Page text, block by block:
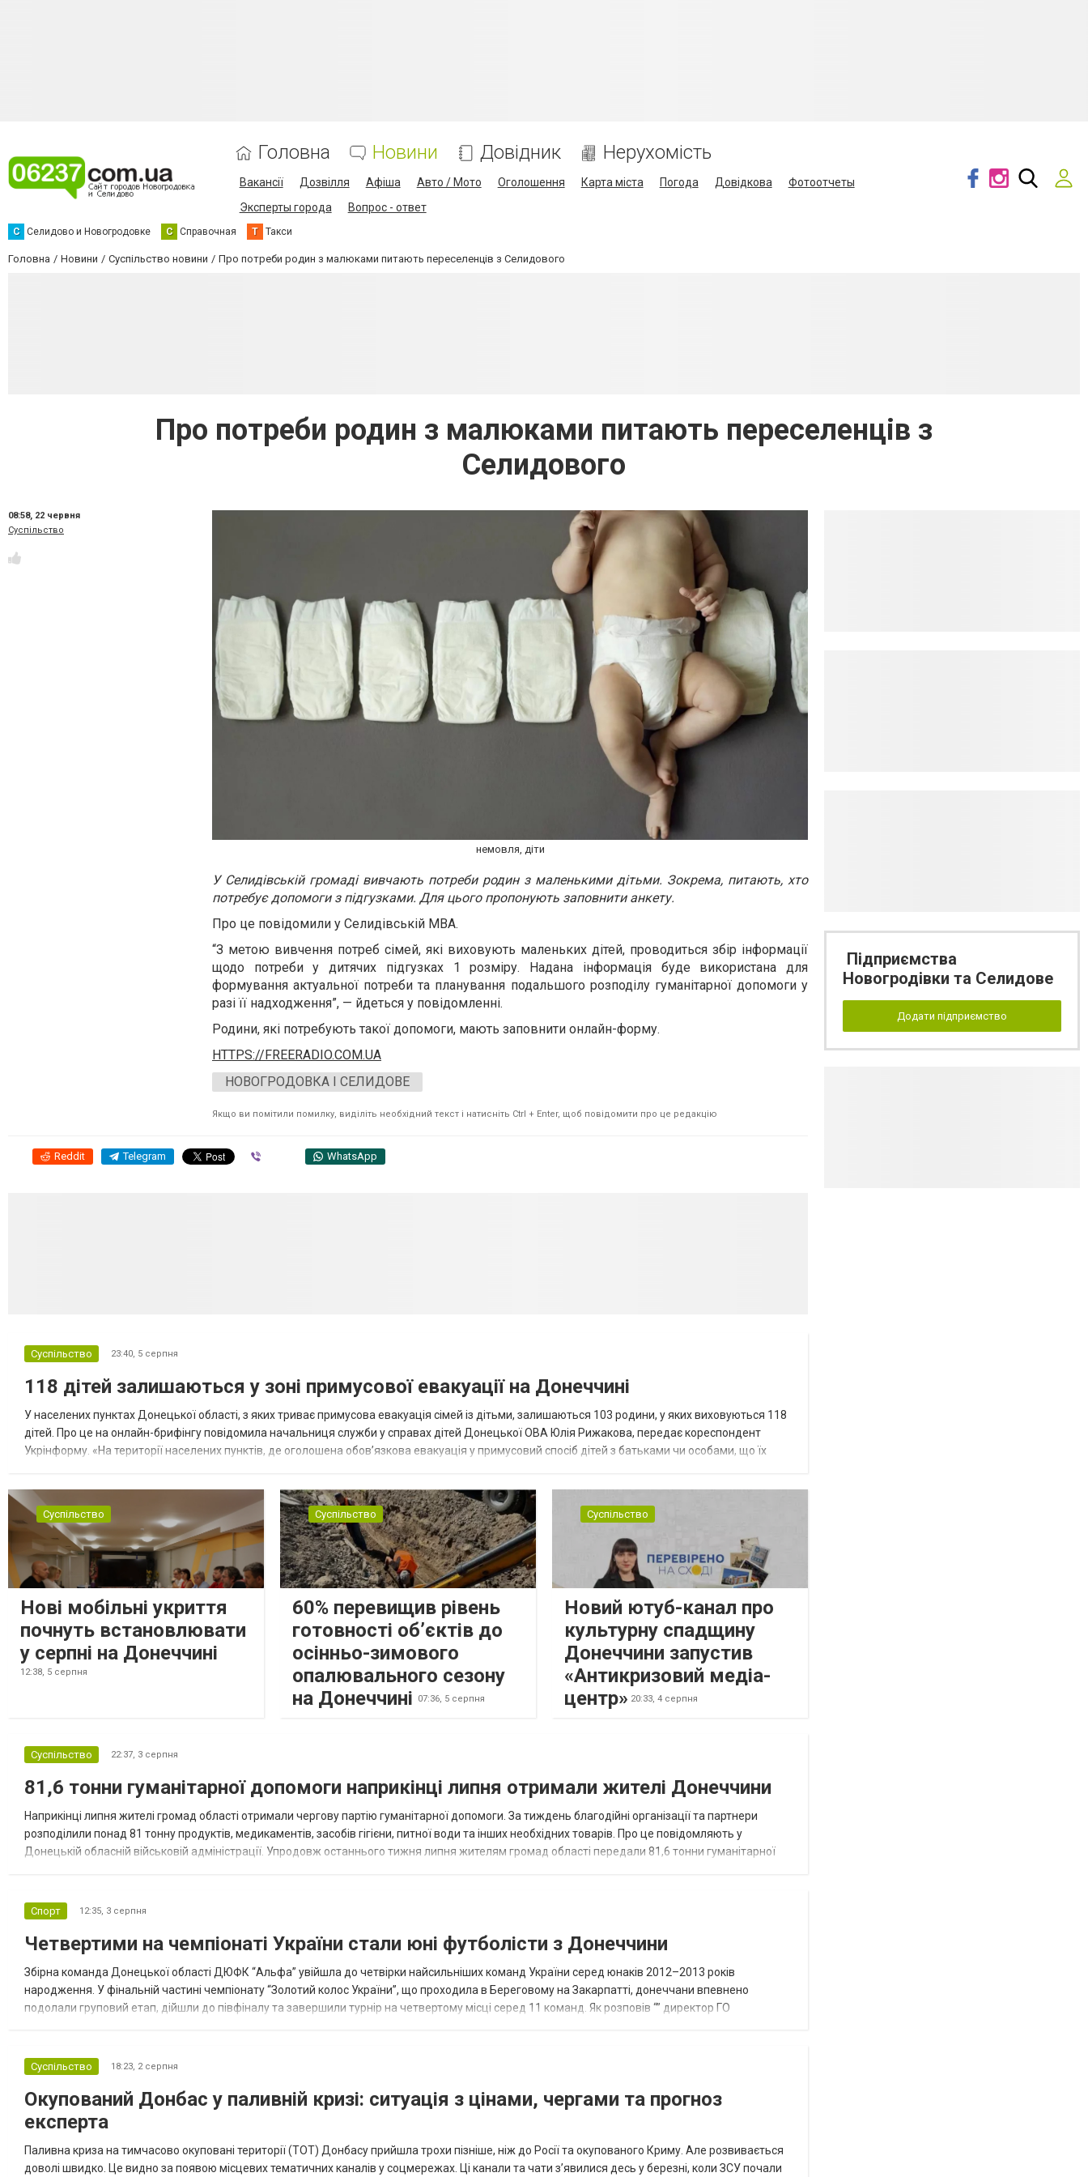
Головна Новини Довідник Нерухомість
Вакансії Дозвілля Афіша Авто / Мото Оголошення Карта міста Погода Довідкова
Фотоотчеты
Эксперты города
Вопрос - ответ
С Селидово и Новогродовке С Справочная Т Такси
Головна Новини Суспільство новини Про потреби родин з малюками питають переселенців з Селидового
Про потреби родин з малюками питають переселенців з
Селидового
08:58, 22 червня
Суспільство
немовля, діти
У Селидівській громаді вивчають потреби родин з маленькими дітьми. Зокрема, питають, хто
потребує допомоги з підгузками. Для цього пропонують заповнити анкету.
Про це повідомили у Селидівській МВА.
“З метою вивчення потреб сімей, які виховують маленьких дітей, проводиться збір інформації
щодо потреби у дитячих підгузках 1 розміру. Надана інформація буде використана для
формування актуальної потреби та планування подальшого розподілу гуманітарної допомоги у
разі її надходження”, — йдеться у повідомленні.
Родини, які потребують такої допомоги, мають заповнити онлайн-форму.
HTTPS://FREERADIO.COM.UA
НОВОГРОДОВКА І СЕЛИДОВЕ
Якщо ви помітили помилку, виділіть необхідний текст і натисніть Ctrl + Enter, щоб повідомити про це редакцію
Reddit Telegram WhatsApp
Суспільство 23:40, 5 серпня
118 дітей залишаються у зоні примусової евакуації на Донеччині
У населених пунктах Донецької області, з яких триває примусова евакуація сімей із дітьми, залишаються 103 родини, у яких виховуються 118
дітей. Про це на онлайн-брифінгу повідомила начальниця служби у справах дітей Донецької ОВА Юлія Рижакова, передає кореспондент
Укрінформу. «На території населених пунктів, де оголошена обов’язкова евакуація у примусовий спосіб дітей з батьками чи особами, що їх
Суспільство
Нові мобільні укриття
почнуть встановлювати
у серпні на Донеччині
12:38, 5 серпня
Суспільство
60% перевищив рівень
готовності об’єктів до
осінньо-зимового
опалювального сезону
на Донеччині
07:36, 5 серпня
Суспільство
Новий ютуб-канал про
культурну спадщину
Донеччини запустив
«Антикризовий медіа-
центр» 20:33, 4 серпня
Суспільство 22:37, 3 серпня
81,6 тонни гуманітарної допомоги наприкінці липня отримали жителі Донеччини
Наприкінці липня жителі громад області отримали чергову партію гуманітарної допомоги. За тиждень благодійні організації та партнери
розподілили понад 81 тонну продуктів, медикаментів, засобів гігієни, питної води та інших необхідних товарів. Про це повідомляють у
Донецькій обласній військовій адміністрації. Упродовж останнього тижня липня жителям громад області передали 81,6 тонни гуманітарної
Спорт 12:35, 3 серпня
Четвертими на чемпіонаті України стали юні футболісти з Донеччини
Збірна команда Донецької області ДЮФК “Альфа” увійшла до четвірки найсильніших команд України серед юнаків 2012–2013 років
народження. У фінальній частині чемпіонату “Золотий колос України”, що проходила в Береговому на Закарпатті, донеччани впевнено
подолали груповий етап, дійшли до півфіналу та завершили турнір на четвертому місці серед 11 команд. Як розповів “” директор ГО
Суспільство 18:23, 2 серпня
Окупований Донбас у паливній кризі: ситуація з цінами, чергами та прогноз
експерта
Паливна криза на тимчасово окуповані території (ТОТ) Донбасу прийшла трохи пізніше, ніж до Росії та окупованого Криму. Але розвивається
доволі швидко. Це видно за появою місцевих тематичних каналів у соцмережах. Ці канали та чати з’явилися десь у березні, коли ЗСУ почали
Підприємства
Новогродівки та Селидове
Додати підприємство